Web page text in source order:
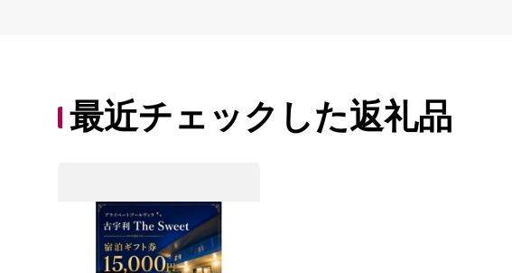
最近チェックした返礼品